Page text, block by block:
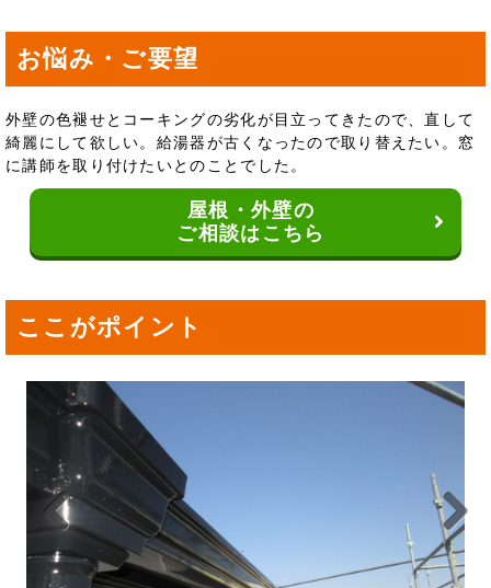
お悩み・ご要望
外壁の色褪せとコーキングの劣化が目立ってきたので、直して
綺麗にして欲しい。給湯器が古くなったので取り替えたい。窓
に講師を取り付けたいとのことでした。
屋根・外壁の
ご相談はこちら
ここがポイント
Previou
Next